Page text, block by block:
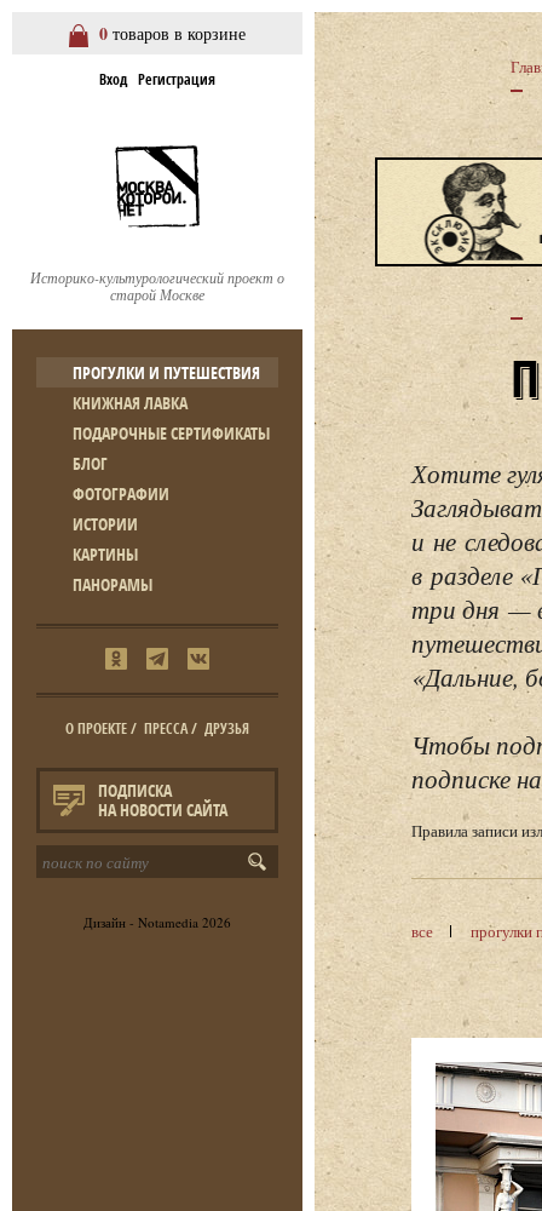
0 товаров в корзине
Вход Регистрация
Историко-культурологический проект о
старой Москве
ПРОГУЛКИ И ПУТЕШЕСТВИЯ
КНИЖНАЯ ЛАВКА
ПОДАРОЧНЫЕ СЕРТИФИКАТЫ
БЛОГ
ФОТОГРАФИИ
ИСТОРИИ
КАРТИНЫ
ПАНОРАМЫ
О ПРОЕКТЕ/ ПРЕССА/ ДРУЗЬЯ
ПОДПИСКА
НА НОВОСТИ САЙТА
Дизайн - Notamedia 2026
Хотите
и не
в разделе
три дня —
«Дальние,
Чтобы
подписке
Правила записи
все прогулки